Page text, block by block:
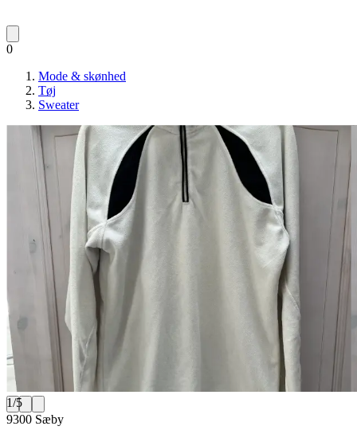
0
Mode & skønhed
Tøj
Sweater
1/5
9300 Sæby